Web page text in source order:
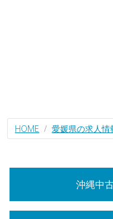
HOME 愛媛県の求人情
沖縄中